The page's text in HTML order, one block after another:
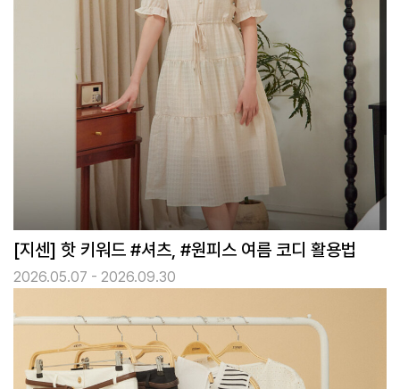
[지센] 핫 키워드 #셔츠, #원피스 여름 코디 활용법
2026.05.07 - 2026.09.30